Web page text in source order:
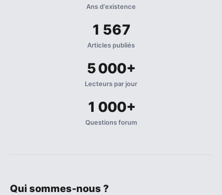
Ans d'existence
1 567
Articles publiés
5 000+
Lecteurs par jour
1 000+
Questions forum
Qui sommes-nous ?